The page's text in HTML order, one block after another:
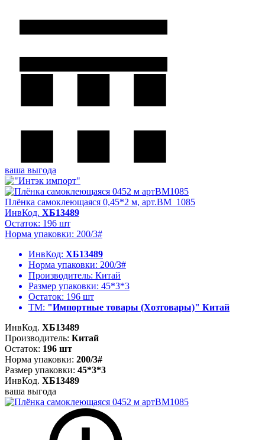
ваша выгода
Плёнка самоклеющаяся 0,45*2 м, арт.BM_1085
ИнвКод. ХБ13489
Остаток: 196 шт
Норма упаковки: 200/3#
ИнвКод: ХБ13489
Норма упаковки: 200/3#
Производитель: Китай
Размер упаковки: 45*3*3
Остаток: 196 шт
ТМ: "Импортные товары (Хозтовары)" Китай
ИнвКод. ХБ13489
Производитель: Китай
Остаток: 196 шт
Норма упаковки: 200/3#
Размер упаковки: 45*3*3
ИнвКод. ХБ13489
ваша выгода